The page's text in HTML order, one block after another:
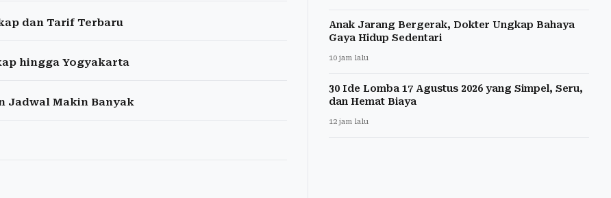
dan Tarif Terbaru
hingga Yogyakarta
Jadwal Makin Banyak
Anak Jarang Bergerak, Dokter Ungkap Bahaya
Gaya Hidup Sedentari
10 jam lalu
30 Ide Lomba 17 Agustus 2026 yang Simpel, Seru,
dan Hemat Biaya
12 jam lalu